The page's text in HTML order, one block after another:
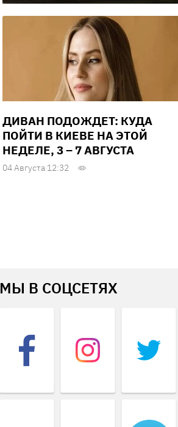
ДИВАН ПОДОЖДЕТ: КУДА
ПОЙТИ В КИЕВЕ НА ЭТОЙ
НЕДЕЛЕ, 3 – 7 АВГУСТА
04 Августа 12:32
МЫ В СОЦСЕТЯХ